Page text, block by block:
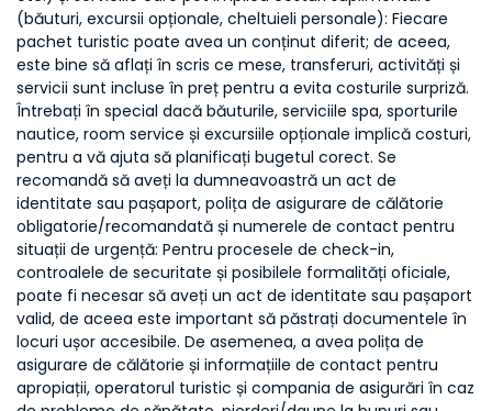
(băuturi, excursii opționale, cheltuieli personale): Fiecare
pachet turistic poate avea un conținut diferit; de aceea,
este bine să aflați în scris ce mese, transferuri, activități și
servicii sunt incluse în preț pentru a evita costurile surpriză.
Întrebați în special dacă băuturile, serviciile spa, sporturile
nautice, room service și excursiile opționale implică costuri,
pentru a vă ajuta să planificați bugetul corect. Se
recomandă să aveți la dumneavoastră un act de
identitate sau pașaport, polița de asigurare de călătorie
obligatorie/recomandată și numerele de contact pentru
situații de urgență: Pentru procesele de check-in,
controalele de securitate și posibilele formalități oficiale,
poate fi necesar să aveți un act de identitate sau pașaport
valid, de aceea este important să păstrați documentele în
locuri ușor accesibile. De asemenea, a avea polița de
asigurare de călătorie și informațiile de contact pentru
apropiații, operatorul turistic și compania de asigurări în caz